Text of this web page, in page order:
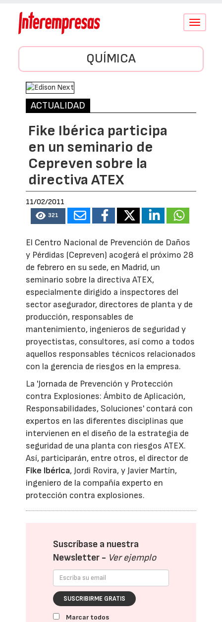
Conmutar
QUÍMICA
ACTUALIDAD
Fike Ibérica participa
en un seminario de
Cepreven sobre la
directiva ATEX
11/02/2011
321
El Centro Nacional de Prevención de Daños
y Pérdidas (Cepreven) acogerá el próximo 28
de febrero en su sede, en Madrid, un
seminario sobre la directiva ATEX,
especialmente dirigido a inspectores del
sector asegurador, directores de planta y de
producción, responsables de
mantenimiento, ingenieros de seguridad y
proyectistas, consultores, así como a todos
aquellos responsables técnicos relacionados
con la gerencia de riesgos en la empresa.
La 'Jornada de Prevención y Protección
contra Explosiones: Ámbito de Aplicación,
Responsabilidades, Soluciones' contará con
expertos en las diferentes disciplinas que
intervienen en el diseño de la estrategia de
seguridad de una planta con riesgos ATEX.
Así, participarán, entre otros, el director de
Fike Ibérica, Jordi Rovira, y Javier Martín,
ingeniero de la compañía experto en
protección contra explosiones.
Suscríbase a nuestra
Newsletter - Ver ejemplo
SUSCRIBIRME GRATIS
Marcar todos